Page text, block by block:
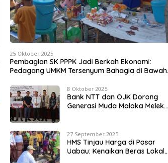
25 Oktober 2025
Pembagian SK PPPK Jadi Berkah Ekonomi:
Pedagang UMKM Tersenyum Bahagia di Bawah
8 Oktober 2025
Bank NTT dan OJK Dorong
Generasi Muda Malaka Melek
27 September 2025
HMS Tinjau Harga di Pasar
Uabau: Kenaikan Beras Lokal